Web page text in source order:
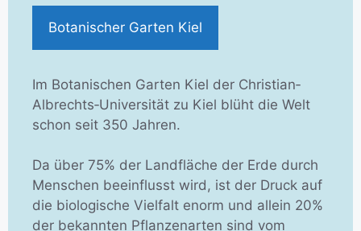
Botanischer Garten Kiel
Im Botanischen Garten Kiel der Christian‐
Albrechts‐Universität zu Kiel blüht die Welt
schon seit 350 Jahren.
Da über 75% der Landfläche der Erde durch
Menschen beeinflusst wird, ist der Druck auf
die biologische Vielfalt enorm und allein 20%
der bekannten Pflanzenarten sind vom